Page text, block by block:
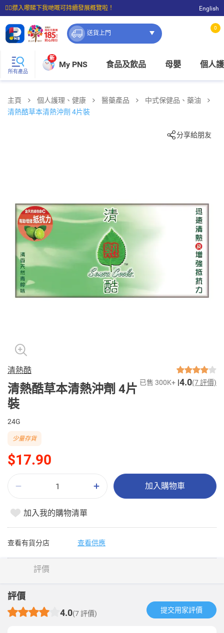
☝🏼㩒入嚟睇下我哋嘅可持續發展概覽啦！
⭐購物滿$399即享免費送貨；滿$100即可免費店取。
English
送貨上門
0
所有產品
新
My PNS 食品及飲品 母嬰 個人
主頁 個人護理、健康 醫藥產品
中式保健品、藥油
清熱酷草本清熱沖劑 4片裝
分享給朋友
清熱酷
清熱酷草本清熱沖劑 4片
裝
已售 300K+ 4.0(7 評價)
24G
$17.90
少量存貨
加入購物車
加入我的購物清單
查看有貨分店 查看供應
評價
評價
4.0(7 評價) 提交用家評價​